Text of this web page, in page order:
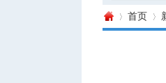
首页